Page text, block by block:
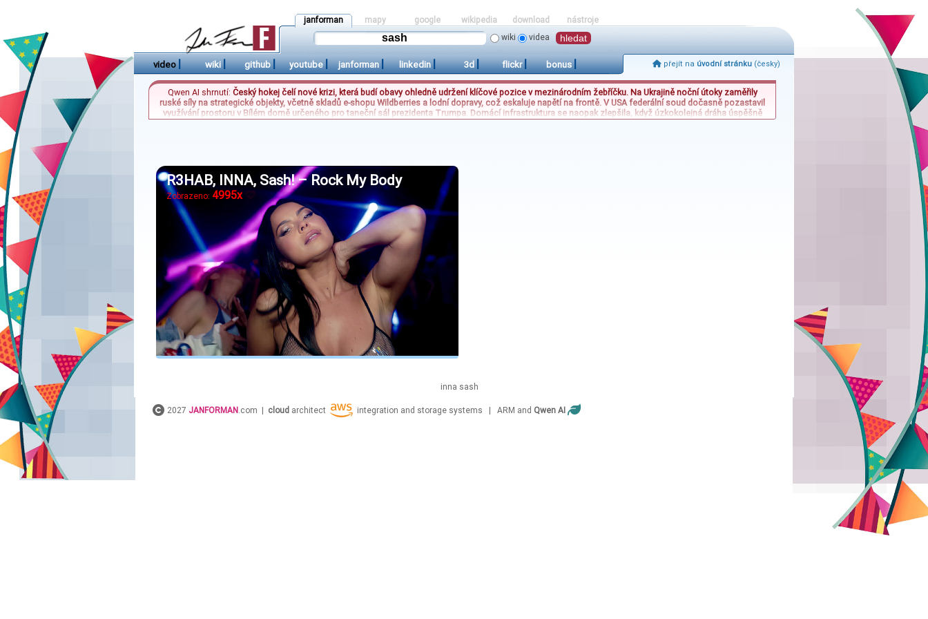
janforman
wiki
videa
mapy google wikipedia download nástroje
video | wiki | github | youtube | janforman | linkedin | 3d | flickr | bonus | přejít na úvodní stránku (česky)
Qwen AI shrnutí: Český hokej čelí nové krizi, která budí obavy ohledně udržení klíčové pozice v mezinárodním žebříčku. Na Ukrajině noční útoky zaměřily
ruské síly na strategické objekty, včetně skladů e-shopu Wildberries a lodní dopravy, což eskaluje napětí na frontě. V USA federální soud dočasně pozastavil
využívání prostoru v Bílém domě určeného pro taneční sál prezidenta Trumpa. Domácí infrastruktura se naopak zlepšila, když úzkokolejná dráha úspěšně
R3HAB, INNA, Sash! – Rock My Body
Zobrazeno: 4995x
inna sash
2027 JANFORMAN .com | cloud architect integration and storage systems | ARM and Qwen AI